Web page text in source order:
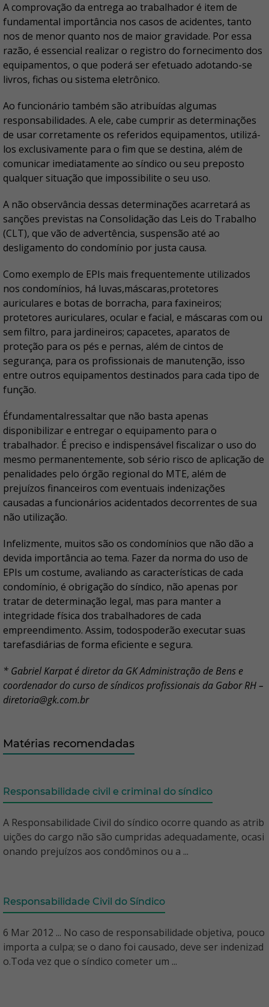
A comprovação da entrega ao trabalhador é item de
fundamental importância nos casos de acidentes, tanto
nos de menor quanto nos de maior gravidade. Por essa
razão, é essencial realizar o registro do fornecimento dos
equipamentos, o que poderá ser efetuado adotando-se
livros, fichas ou sistema eletrônico.
Ao funcionário também são atribuídas algumas
responsabilidades. A ele, cabe cumprir as determinações
de usar corretamente os referidos equipamentos, utilizá-
los exclusivamente para o fim que se destina, além de
comunicar imediatamente ao síndico ou seu preposto
qualquer situação que impossibilite o seu uso.
A não observância dessas determinações acarretará as
sanções previstas na Consolidação das Leis do Trabalho
(CLT), que vão de advertência, suspensão até ao
desligamento do condomínio por justa causa.
Como exemplo de EPIs mais frequentemente utilizados
nos condomínios, há luvas,máscaras,protetores
auriculares e botas de borracha, para faxineiros;
protetores auriculares, ocular e facial, e máscaras com ou
sem filtro, para jardineiros; capacetes, aparatos de
proteção para os pés e pernas, além de cintos de
segurança, para os profissionais de manutenção, isso
entre outros equipamentos destinados para cada tipo de
função.
Éfundamentalressaltar que não basta apenas
disponibilizar e entregar o equipamento para o
trabalhador. É preciso e indispensável fiscalizar o uso do
mesmo permanentemente, sob sério risco de aplicação de
penalidades pelo órgão regional do MTE, além de
prejuízos financeiros com eventuais indenizações
causadas a funcionários acidentados decorrentes de sua
não utilização.
Infelizmente, muitos são os condomínios que não dão a
devida importância ao tema. Fazer da norma do uso de
EPIs um costume, avaliando as características de cada
condomínio, é obrigação do síndico, não apenas por
tratar de determinação legal, mas para manter a
integridade física dos trabalhadores de cada
empreendimento. Assim, todospoderão executar suas
tarefasdiárias de forma eficiente e segura.
* Gabriel Karpat é diretor da GK Administração de Bens e
coordenador do curso de síndicos profissionais da Gabor RH –
diretoria@gk.com.br
Matérias recomendadas
Responsabilidade civil e criminal do síndico
A Responsabilidade Civil do síndico ocorre quando as atrib
uições do cargo não são cumpridas adequadamente, ocasi
onando prejuízos aos condôminos ou a ...
Responsabilidade Civil do Síndico
6 Mar 2012 ... No caso de responsabilidade objetiva, pouco
importa a culpa; se o dano foi causado, deve ser indenizad
o.Toda vez que o síndico cometer um ...